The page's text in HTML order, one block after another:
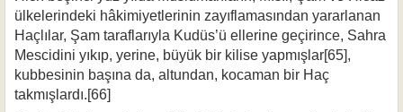
ülkelerindeki hâkimiyetlerinin zayıflamasından yararlanan
Haçlılar, Şam taraflarıyla Kudüs’ü elle­rine geçirince, Sahra
Mescidini yıkıp, yerine, büyük bir kilise yapmışlar[65],
kubbesinin başına da, altundan, kocaman bir Haç
takmışlardı.[66]